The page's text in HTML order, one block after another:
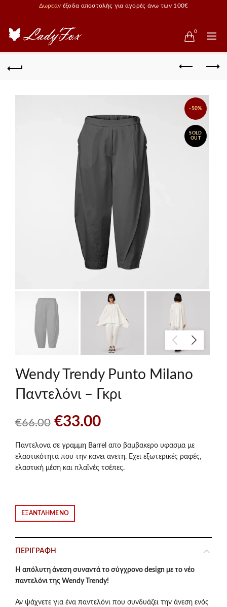
Δωρεάν έξοδα αποστολής για αγορές άνω των 100€
0
-50%
SOLD
OUT
Wendy Trendy Punto Milano
Παντελόνι – Γκρι
€66.00 Original
price
was:
€33.00Η
τρέχουσα
τιμή
Παντελονα σε γραμμη Barrel απο βαμβακερο υφασμα με
ελαστικότητα που την κανει ανετη. Εχει εξωτερικές ραφές,
ελαστική μέση και πλαϊνές τσέπες.
ΕΞΑΝΤΛΗΜΈΝΟ
ΠΕΡΙΓΡΑΦΉ
Η απόλυτη άνεση συναντά το σύγχρονο design με το νέο
παντελόνι της Wendy Trendy!
Αν ψάχνετε για ένα παντελόνι που συνδυάζει την άνεση ενός